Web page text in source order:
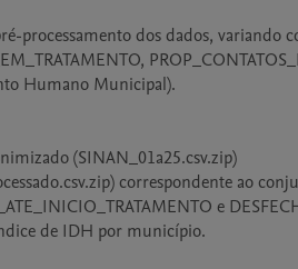
processamento dos dados,
Humano Municipal).
(SINAN_01a25.csv.zip)
correspondente ao
e
de IDH por município.